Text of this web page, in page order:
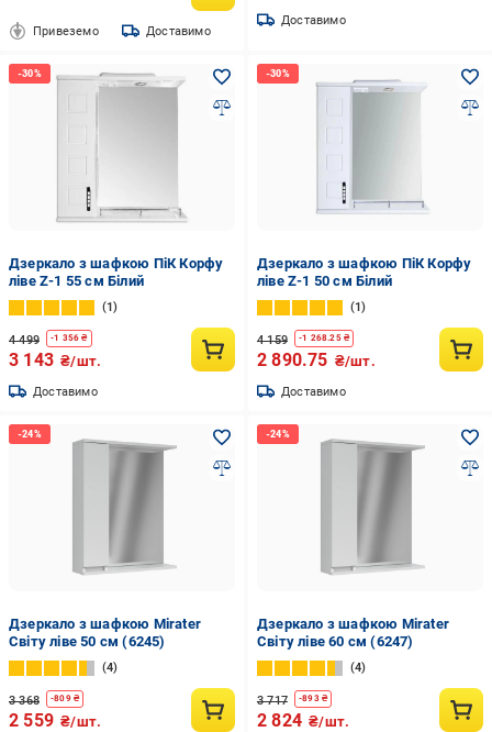
Привеземо Доставимо
Доставимо
Дзеркало з шафкою ПіК Корфу
ліве Z-1 55 см Білий
1
4 499 -1 356 ₴
3 143 ₴/шт.
Доставимо
Дзеркало з шафкою ПіК Корфу
ліве Z-1 50 см Білий
1
4 159 -1 268.25₴
2 890.75 ₴/шт.
Доставимо
Дзеркало з шафкою Mirater
Світу ліве 50 см (6245)
4
3 368 -809₴
2 559 ₴/шт.
Дзеркало з шафкою Mirater
Світу ліве 60 см (6247)
4
3 717 -893₴
2 824 ₴/шт.